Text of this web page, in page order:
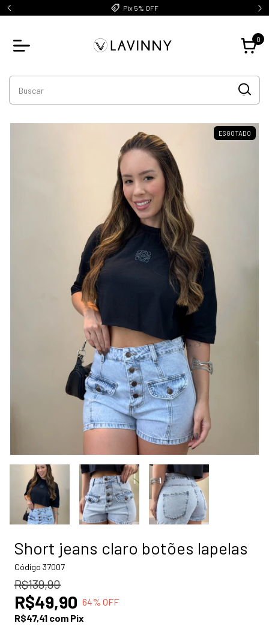
Pix 5% OFF
0
ESGOTADO
Short jeans claro botões lapelas
Código 37007
R$139,90
R$49,90 64% OFF
R$47,41 com Pix